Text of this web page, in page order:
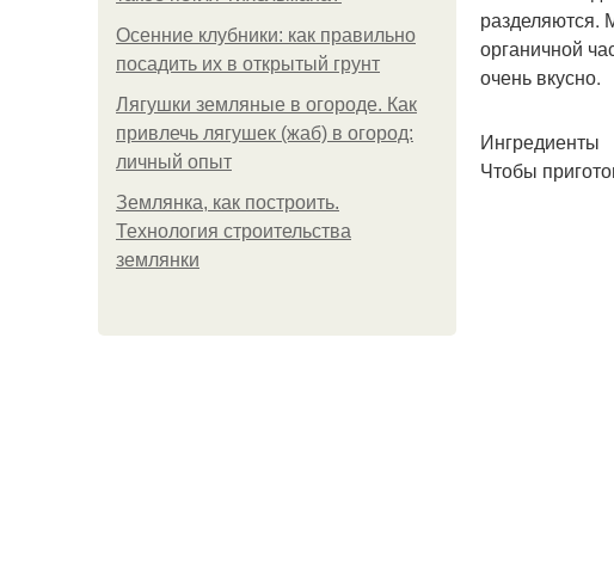
Осенние клубники: как правильно
посадить их в открытый грунт
Лягушки земляные в огороде. Как
привлечь лягушек (жаб) в огород:
личный опыт
Землянка, как построить.
Технология строительства
землянки
разделяются.
органичной
очень вкусно.
Ингредиенты
Чтобы